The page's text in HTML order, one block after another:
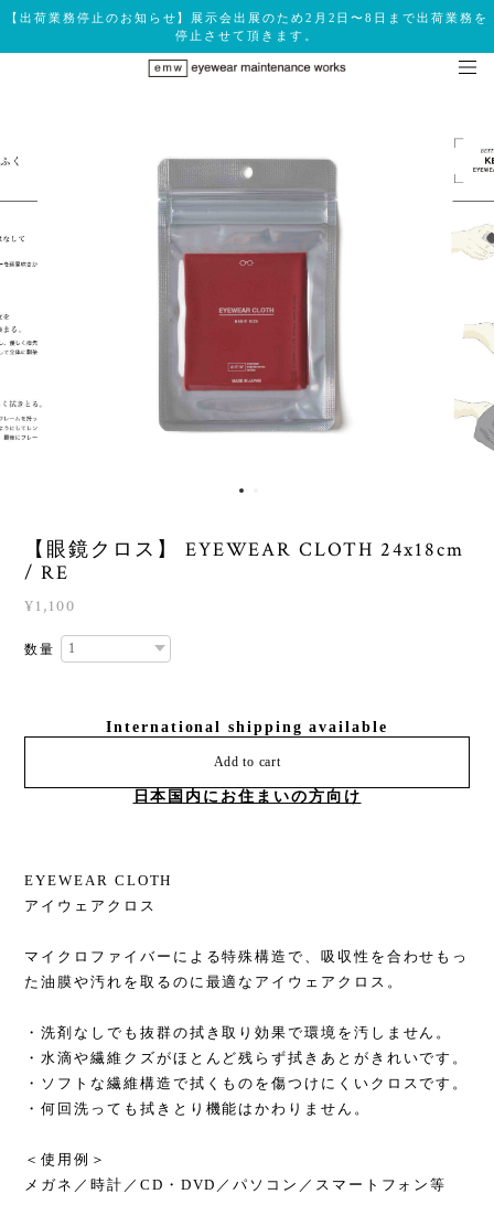
【出荷業務停止のお知らせ】展示会出展のため2月2日〜8日まで出荷業務を
停止させて頂きます。
【眼鏡クロス】 EYEWEAR CLOTH 24x18cm
/ RE
¥1,100
数量
International shipping available
Add to cart
日本国内にお住まいの方向け
EYEWEAR CLOTH
アイウェアクロス
マイクロファイバーによる特殊構造で、吸収性を合わせもっ
た油膜や汚れを取るのに最適なアイウェアクロス。
・洗剤なしでも抜群の拭き取り効果で環境を汚しません。
・水滴や繊維クズがほとんど残らず拭きあとがきれいです。
・ソフトな繊維構造で拭くものを傷つけにくいクロスです。
・何回洗っても拭きとり機能はかわりません。
＜使用例＞
メガネ／時計／CD・DVD／パソコン／スマートフォン等